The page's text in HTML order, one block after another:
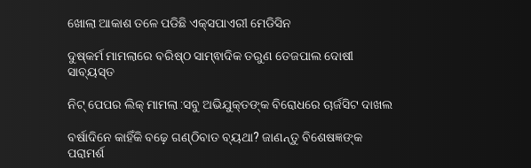
ଖୋଲା ଆକାଶ ତଳେ ପଡିଛି ଏକ୍ସପାଏରୀ ମେଡିସିନ
ଦୁଷ୍କର୍ମ ମାମଲାରେ ବରିଷ୍ଠ ସାମ୍ଵାଦିକ ତରୁଣ ତେଜପାଲ ଦୋଷୀ
ସାବ୍ୟସ୍ତ
ନିଟ୍ ପେପର ଲିକ୍ ମାମଲା :ସବୁ ଅଭିଯୁକ୍ତଙ୍କ ବିରୋଧରେ ଚାର୍ଜସିଟ ଦାଖଲ
ବର୍ଷାଦିନେ କାହିଁକି ବଢ଼େ ଗଣ୍ଠିବାତ ବ୍ୟଥା? ଜାଣନ୍ତୁ ବିଶେଷଜ୍ଞଙ୍କ
ପରାମର୍ଶ